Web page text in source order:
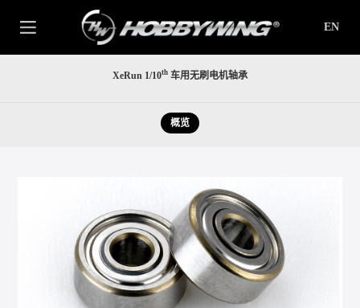
EN
XeRun 1/10th 车用无刷电机轴承
概览